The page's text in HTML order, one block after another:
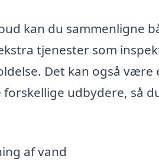
kan du sammenligne
tjenester som
Det kan også
udbydere, så
af vand